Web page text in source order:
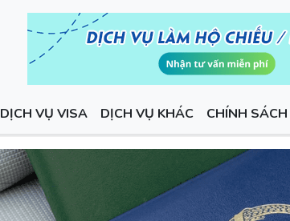
DỊCH VỤ VISA DỊCH VỤ KHÁC CHÍNH SÁCH